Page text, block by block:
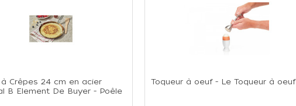
à Crêpes 24 cm en acier
B Element De Buyer - Poêle
Toqueur à oeuf - Le Toqueur à oeuf